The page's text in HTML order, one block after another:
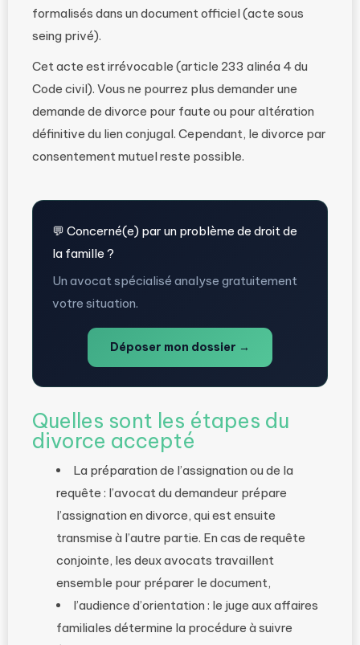
formalisés dans un document officiel (acte sous
seing privé).
Cet acte est irrévocable (article 233 alinéa 4 du
Code civil). Vous ne pourrez plus demander une
demande de divorce pour faute ou pour altération
définitive du lien conjugal. Cependant, le divorce par
consentement mutuel reste possible.
💬 Concerné(e) par un problème de droit de
la famille ?
Un avocat spécialisé analyse gratuitement
votre situation.
Déposer mon dossier →
Quelles sont les étapes du
divorce accepté
La préparation de l’assignation ou de la
requête : l’avocat du demandeur prépare
l’assignation en divorce, qui est ensuite
transmise à l’autre partie. En cas de requête
conjointe, les deux avocats travaillent
ensemble pour préparer le document,
l’audience d’orientation : le juge aux affaires
familiales détermine la procédure à suivre